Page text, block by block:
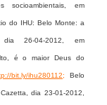
socioambientais, em
do IHU: Belo Monte: a
26-04-2012, em
é o maior Deus do
bit.ly/ihu280112; Belo
dia 23-01-2012,